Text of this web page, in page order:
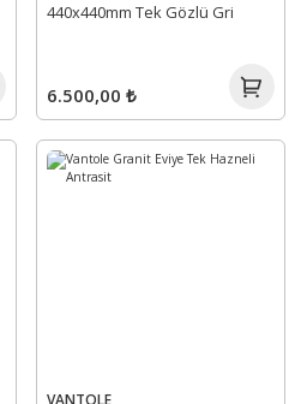
440x440mm Tek Gözlü Gri
6.500,00 ₺
VANTOLE